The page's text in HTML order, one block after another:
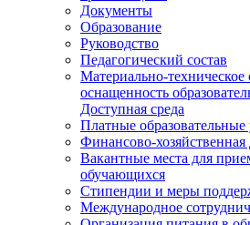
Документы
Образование
Руководство
Педагогический состав
Материально-техническое
оснащенность
Доступная среда
Платные образовательные
Финансово-хозяйственная
Вакантные места для
обучающихся
Стипендии и меры
Международное